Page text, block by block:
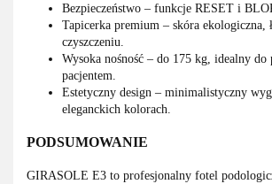
Bezpieczeństwo – funkcje RESET i
Tapicerka premium – skóra ekologiczna,
czyszczeniu.
Wysoka nośność – do 175 kg, idealny do
pacjentem.
Estetyczny design – minimalistyczny
eleganckich kolorach.
PODSUMOWANIE
GIRASOLE E3 to profesjonalny fotel